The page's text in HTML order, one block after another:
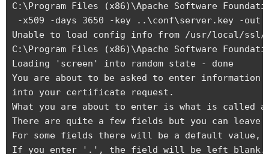
C:\Program Files (x86)\Apache Software
-x509 -days 3650 -key ..\conf\server.key -
Unable to load config info from /usr/local/ssl/
C:\Program Files (x86)\Apache Software
Loading 'screen' into random state - done
You are about to be asked to enter
into your certificate request.
What you are about to enter is what is called a
There are quite a few fields but you can leave
For some fields there will be a default value,